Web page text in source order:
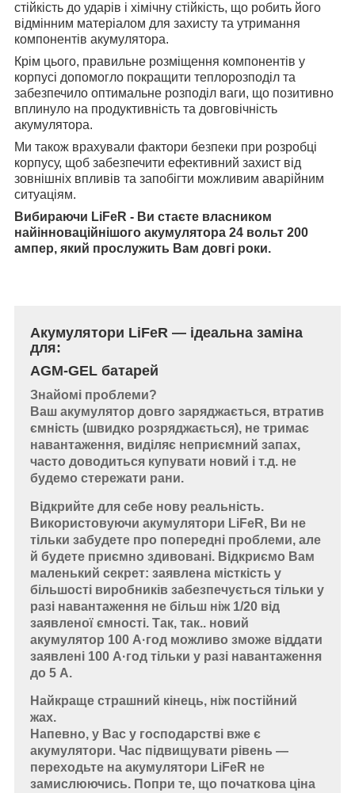
стійкість до ударів і хімічну стійкість, що робить його
відмінним матеріалом для захисту та утримання
компонентів акумулятора.
Крім цього, правильне розміщення компонентів у
корпусі допомогло покращити теплорозподіл та
забезпечило оптимальне розподіл ваги, що позитивно
вплинуло на продуктивність та довговічність
акумулятора.
Ми також врахували фактори безпеки при розробці
корпусу, щоб забезпечити ефективний захист від
зовнішніх впливів та запобігти можливим аварійним
ситуаціям.
Вибираючи LiFeR - Ви стаєте власником
найінноваційнішого акумулятора 24 вольт 200
ампер, який прослужить Вам довгі роки.
Акумулятори LiFeR — ідеальна заміна
для:
AGM-GEL батарей
Знайомі проблеми?
Ваш акумулятор довго заряджається, втратив
ємність (швидко розряджається), не тримає
навантаження, виділяє неприємний запах,
часто доводиться купувати новий і т.д. не
будемо стережати рани.
Відкрийте для себе нову реальність.
Використовуючи акумулятори LiFeR, Ви не
тільки забудете про попередні проблеми, але
й будете приємно здивовані. Відкриємо Вам
маленький секрет: заявлена місткість у
більшості виробників забезпечується тільки у
разі навантаження не більш ніж 1/20 від
заявленої ємності. Так, так.. новий
акумулятор 100 А·год можливо зможе віддати
заявлені 100 А·год тільки у разі навантаження
до 5 А.
Найкраще страшний кінець, ніж постійний
жах.
Напевно, у Вас у господарстві вже є
акумулятори. Час підвищувати рівень —
переходьте на акумулятори LiFeR не
замислюючись. Попри те, що початкова ціна